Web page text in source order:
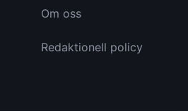
Om oss
Redaktionell policy